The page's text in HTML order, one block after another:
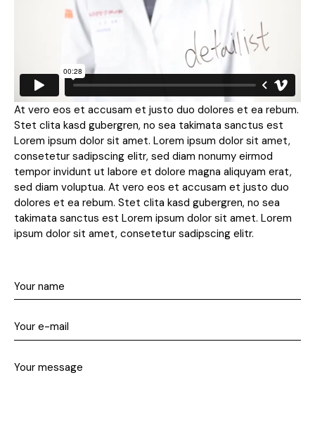
At vero eos et accusam et justo duo dolores et ea rebum.
Stet clita kasd gubergren, no sea takimata sanctus est
Lorem ipsum dolor sit amet. Lorem ipsum dolor sit amet,
consetetur sadipscing elitr, sed diam nonumy eirmod
tempor invidunt ut labore et dolore magna aliquyam erat,
sed diam voluptua. At vero eos et accusam et justo duo
dolores et ea rebum. Stet clita kasd gubergren, no sea
takimata sanctus est Lorem ipsum dolor sit amet. Lorem
ipsum dolor sit amet, consetetur sadipscing elitr.